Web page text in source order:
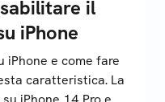
il
iPhone
iPhone e come fare
caratteristica. La